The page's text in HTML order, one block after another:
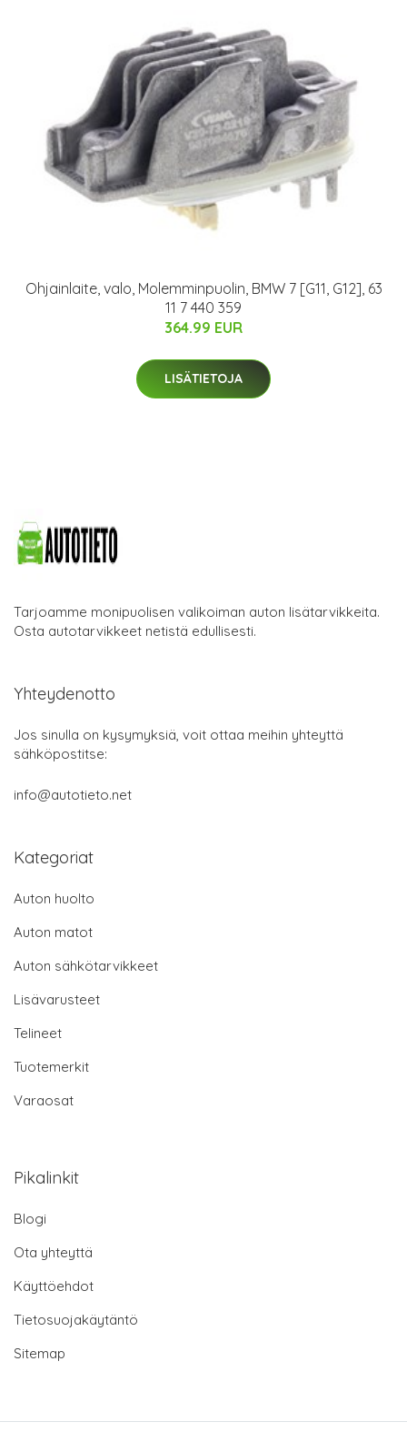
Ohjainlaite, valo, Molemminpuolin, BMW 7 [G11, G12], 63
11 7 440 359
364.99 EUR
LISÄTIETOJA
Tarjoamme monipuolisen valikoiman auton lisätarvikkeita.
Osta autotarvikkeet netistä edullisesti.
Yhteydenotto
Jos sinulla on kysymyksiä, voit ottaa meihin yhteyttä
sähköpostitse:
info@autotieto.net
Kategoriat
Auton huolto
Auton matot
Auton sähkötarvikkeet
Lisävarusteet
Telineet
Tuotemerkit
Varaosat
Pikalinkit
Blogi
Ota yhteyttä
Käyttöehdot
Tietosuojakäytäntö
Sitemap